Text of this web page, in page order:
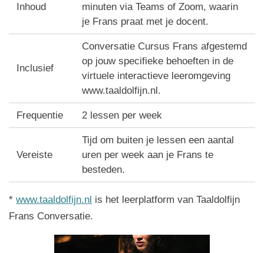
Inhoud
minuten via Teams of Zoom, waarin
je Frans praat met je docent.
Inclusief
Conversatie Cursus Frans afgestemd
op jouw specifieke behoeften in de
virtuele interactieve leeromgeving
www.taaldolfijn.nl.
Frequentie 2 lessen per week
Vereiste
Tijd om buiten je lessen een aantal
uren per week aan je Frans te
besteden.
* www.taaldolfijn.nl is het leerplatform van Taaldolfijn
Frans Conversatie.